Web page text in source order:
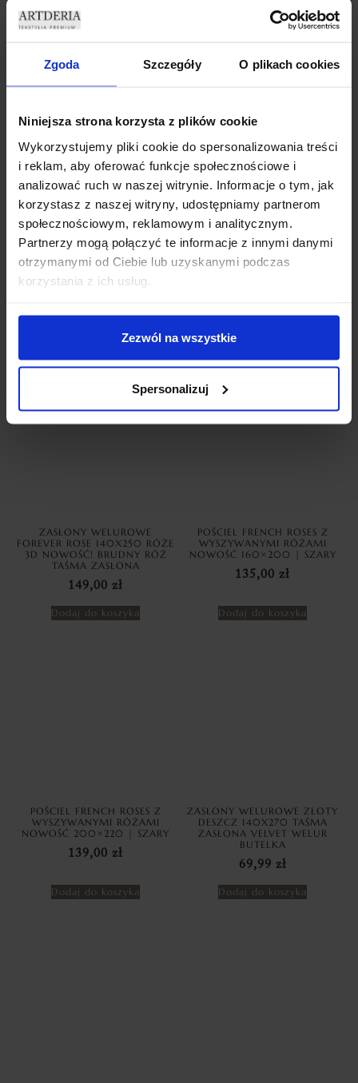
Zgoda Szczegóły O plikach cookies
Niniejsza strona korzysta z plików cookie
Wykorzystujemy pliki cookie do spersonalizowania treści
i reklam, aby oferować funkcje społecznościowe i
analizować ruch w naszej witrynie. Informacje o tym, jak
korzystasz z naszej witryny, udostępniamy partnerom
społecznościowym, reklamowym i analitycznym.
Partnerzy mogą połączyć te informacje z innymi danymi
otrzymanymi od Ciebie lub uzyskanymi podczas
korzystania z ich usług.
Zezwól na wszystkie
Spersonalizuj
DEKORACYJNA MARMUREK
69,99
ZASŁONA CRYSTAL
69,99zł
ZASŁONY WELUROWE METOR
Z KRYSZTAŁKAMI 140×250
SILVER ZASŁONY
DEKORACYJNE
Dodaj do koszyka
ZASŁONY WELUROWE MODEL
METOR Z KRYSZTAŁKAMI
Dodaj do koszyka
ZASŁONY WELUROWE
FOREVER ROSE 140X250 RÓŻE
3D NOWOŚĆ! BRUDNY RÓŻ
TAŚMA ZASŁONA
149,00 zł
Dodaj do koszyka
POŚCIEL FRENCH ROSES Z
WYSZYWANYMI RÓŻAMI
NOWOŚĆ 160×200 | SZARY
135,00 zł
Dodaj do koszyka
POŚCIEL FRENCH ROSES Z
WYSZYWANYMI RÓŻAMI
NOWOŚĆ 200×220 | SZARY
139,00 zł
Dodaj do koszyka
ZASŁONY WELUROWE ZŁOTY
DESZCZ 140X270 TAŚMA
ZASŁONA VELVET WELUR
BUTELKA
69,99 zł
Dodaj do koszyka